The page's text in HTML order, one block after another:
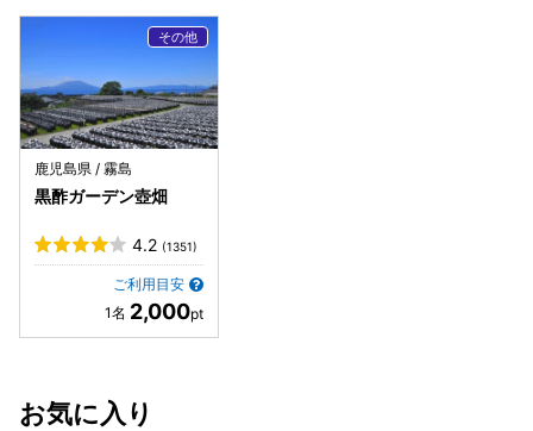
鹿児島県 / 霧島
黒酢ガーデン壺畑
4.2 (1351)
ご利用目安
2,000
お気に入り